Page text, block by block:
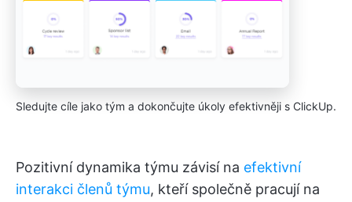
Sledujte cíle jako tým a dokončujte úkoly efektivněji s ClickUp.
Pozitivní dynamika týmu závisí na efektivní
interakci členů týmu, kteří společně pracují na